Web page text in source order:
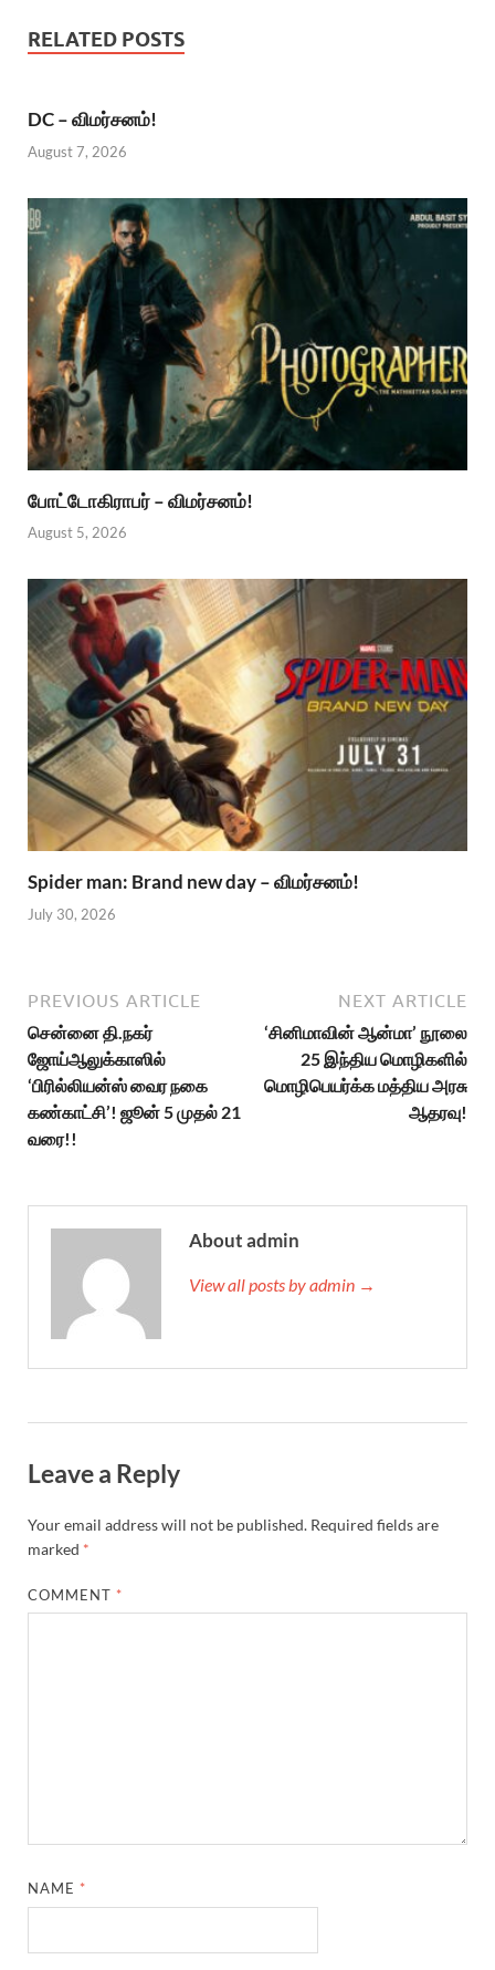
RELATED POSTS
DC – விமர்சனம்!
August 7, 2026
போட்டோகிராபர் – விமர்சனம்!
August 5, 2026
Spider man: Brand new day – விமர்சனம்!
July 30, 2026
PREVIOUS ARTICLE
சென்னை தி.நகர்
ஜோய்ஆலுக்காஸில்
‘பிரில்லியன்ஸ் வைர நகை
கண்காட்சி’! ஜூன் 5 முதல் 21
வரை!!
NEXT ARTICLE
‘சினிமாவின் ஆன்மா’ நூலை
25 இந்திய மொழிகளில்
மொழிபெயர்க்க மத்திய அரசு
ஆதரவு!
About admin
View all posts by admin →
Leave a Reply
Your email address will not be published. Required fields are
marked *
COMMENT *
NAME *